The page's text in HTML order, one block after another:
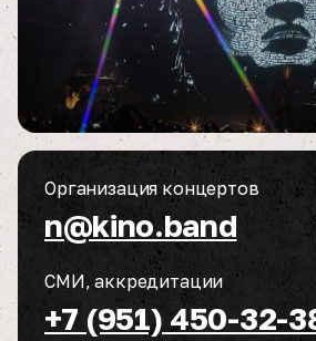
Организация концертов
n@kino.band
СМИ, аккредитации
+7 (951) 450-32-